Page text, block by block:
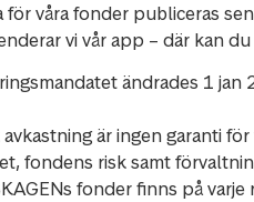
för våra fonder publiceras
vi vår app – där kan
ändrades 1 jan
är ingen garanti
fondens risk samt
fonder finns på varje